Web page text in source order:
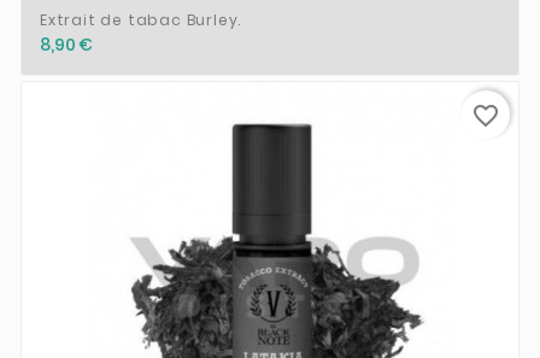
Extrait de tabac Burley.
8,90 €
favorite_border